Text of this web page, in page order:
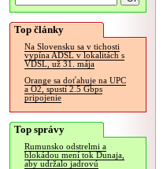
Top články
Na Slovensku sa v tichosti
vypína ADSL v lokalitách s
VDSL, už 31. mája
Orange sa doťahuje na UPC
a O2, spustí 2.5 Gbps
pripojenie
Top správy
Rumunsko odstrelmi a
blokádou mení tok Dunaja,
aby udržalo jadrovú